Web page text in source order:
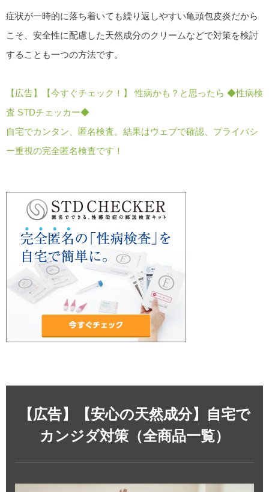
症状が一時的に落ち着いても繰り返しやすい亀頭包皮炎だから
こそ、安全性に配慮した天然成分のクリームなどで対策を検討
することも一つの方法です。
【広告】【今すぐチェック！】 性病かも？と思ったら ◆性病検
査 STDチェッカー◆
自宅でカンタン、匿名検査。結果はウェブで確認、プライバシ
ー重視の完全匿名検査です！
【広告】【安心の天然成分】自宅で
カンジダ対策（全商品一覧）